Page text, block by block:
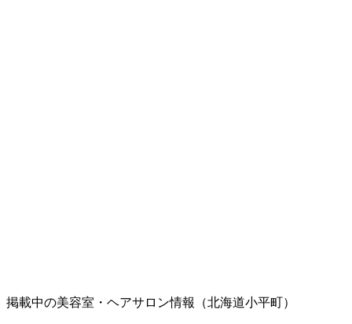
掲載中の美容室・ヘアサロン情報（北海道小平町）